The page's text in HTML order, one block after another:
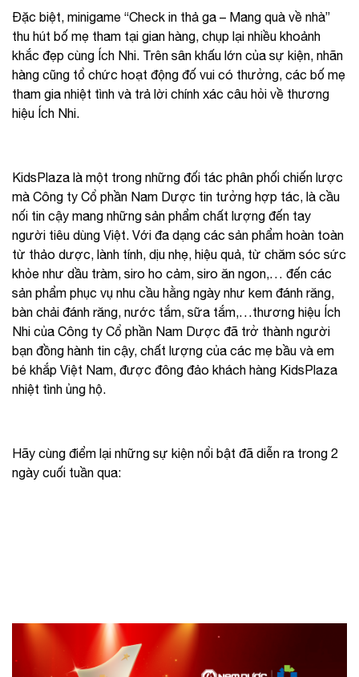
Đặc biệt, minigame “Check in thả ga – Mang quà về nhà”
thu hút bố mẹ tham tại gian hàng, chụp lại nhiều khoảnh
khắc đẹp cùng Ích Nhi. Trên sân khấu lớn của sự kiện, nhãn
hàng cũng tổ chức hoạt động đố vui có thưởng, các bố mẹ
tham gia nhiệt tình và trả lời chính xác câu hỏi về thương
hiệu Ích Nhi.
KidsPlaza là một trong những đối tác phân phối chiến lược
mà Công ty Cổ phần Nam Dược tin tưởng hợp tác, là cầu
nối tin cậy mang những sản phẩm chất lượng đến tay
người tiêu dùng Việt. Với đa dạng các sản phẩm hoàn toàn
từ thảo dược, lành tính, dịu nhẹ, hiệu quả, từ chăm sóc sức
khỏe như dầu tràm, siro ho cảm, siro ăn ngon,… đến các
sản phẩm phục vụ nhu cầu hằng ngày như kem đánh răng,
bàn chải đánh răng, nước tắm, sữa tắm,…thương hiệu Ích
Nhi của Công ty Cổ phần Nam Dược đã trở thành người
bạn đồng hành tin cậy, chất lượng của các mẹ bầu và em
bé khắp Việt Nam, được đông đảo khách hàng KidsPlaza
nhiệt tình ủng hộ.
Hãy cùng điểm lại những sự kiện nổi bật đã diễn ra trong 2
ngày cuối tuần qua: